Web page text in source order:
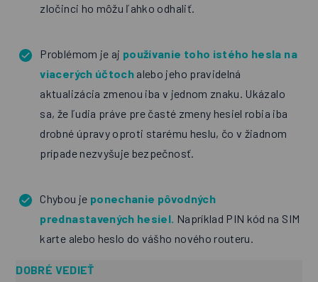
zločinci ho môžu ľahko odhaliť.
Problémom je aj používanie toho istého hesla na
viacerých účtoch alebo jeho pravidelná
aktualizácia zmenou iba v jednom znaku. Ukázalo
sa, že ľudia práve pre časté zmeny hesiel robia iba
drobné úpravy oproti starému heslu, čo v žiadnom
prípade nezvyšuje bezpečnosť.
Chybou je ponechanie pôvodných
prednastavených hesiel. Napríklad PIN kód na SIM
karte alebo heslo do vášho nového routeru.
DOBRÉ VEDIEŤ